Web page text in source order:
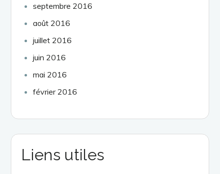
septembre 2016
août 2016
juillet 2016
juin 2016
mai 2016
février 2016
Liens utiles